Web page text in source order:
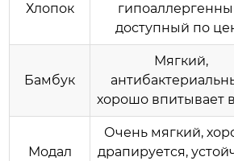
Хлопок
доступный по
Бамбук
Мягкий,
хорошо впитывает
Модал
Очень мягкий,
драпируется,